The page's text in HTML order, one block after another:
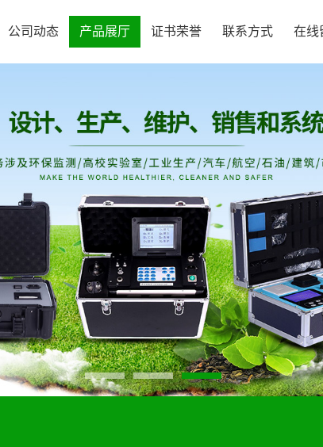
公司动态 产品展厅 证书荣誉 联系方式 在线